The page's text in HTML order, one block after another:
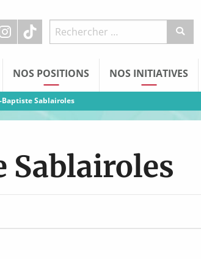
NOS POSITIONS NOS INITIATIVES
Baptiste Sablairoles
Sablairoles